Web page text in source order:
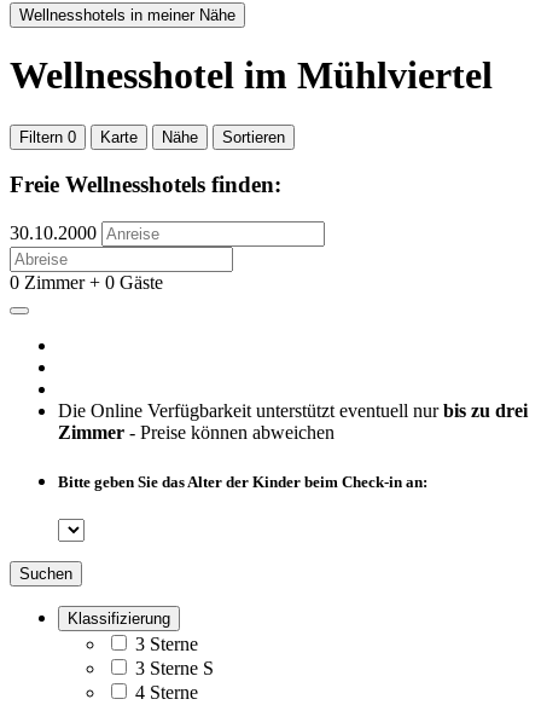
Wellnesshotels in meiner Nähe
Wellnesshotel im Mühlviertel
Filtern 0 Karte Nähe Sortieren
Freie Wellnesshotels finden:
30.10.2000
0 Zimmer + 0 Gäste
Die Online Verfügbarkeit unterstützt eventuell nurbis zu drei
Zimmer - Preise können abweichen
Bitte geben Sie das Alter der Kinder beim Check-in an:
Suchen
Klassifizierung
3 Sterne
3 Sterne S
4 Sterne